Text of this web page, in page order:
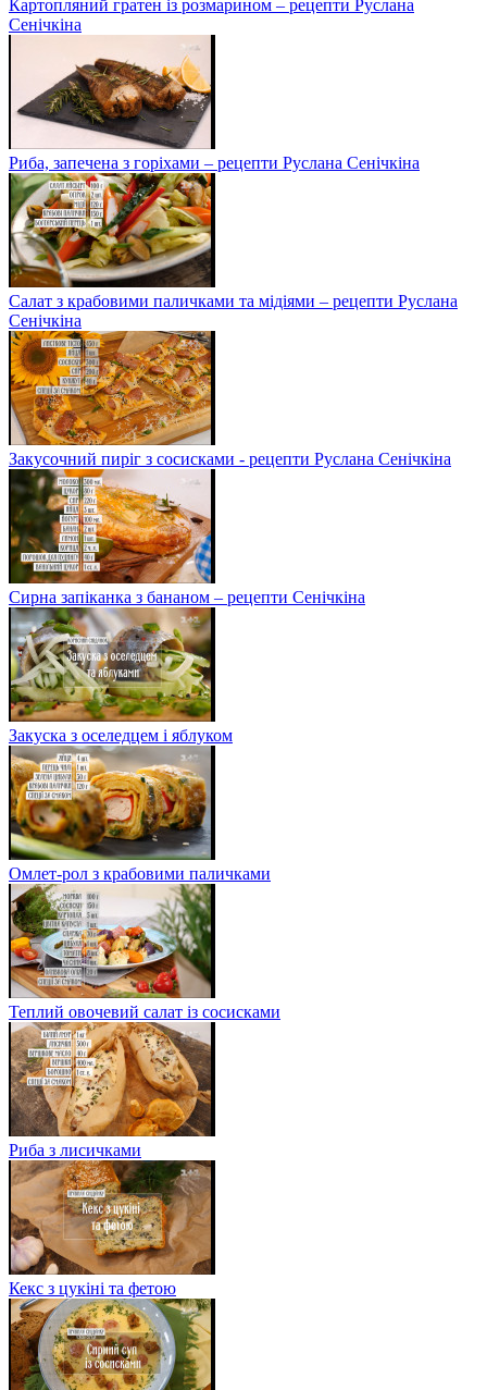
Картопляний гратен із розмарином – рецепти Руслана
Сенічкіна
Риба, запечена з горіхами – рецепти Руслана Сенічкіна
Салат з крабовими паличками та мідіями – рецепти Руслана
Сенічкіна
Закусочний пиріг з сосисками - рецепти Руслана Сенічкіна
Сирна запіканка з бананом – рецепти Сенічкіна
Закуска з оселедцем і яблуком
Омлет-рол з крабовими паличками
Теплий овочевий салат із сосисками
Риба з лисичками
Кекс з цукіні та фетою